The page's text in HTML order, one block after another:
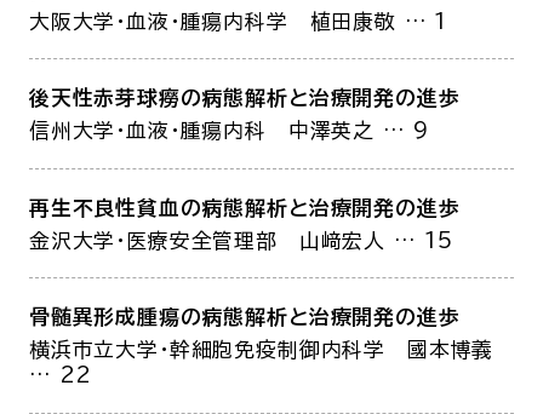
大阪大学・血液・腫瘍内科学
植田康敬 … 1
後天性赤芽球癆の病態解析と治療開発の進歩
信州大学・血液・腫瘍内科
中澤英之 … 9
再生不良性貧血の病態解析と治療開発の進歩
金沢大学・医療安全管理部
山﨑宏人 … 15
骨髄異形成腫瘍の病態解析と治療開発の進歩
横浜市立大学・幹細胞免疫制御内科学
國本博義
… 22